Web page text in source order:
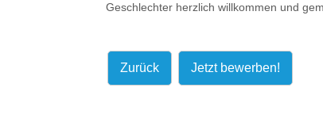
Geschlechter herzlich willkommen und
Zurück Jetzt bewerben!